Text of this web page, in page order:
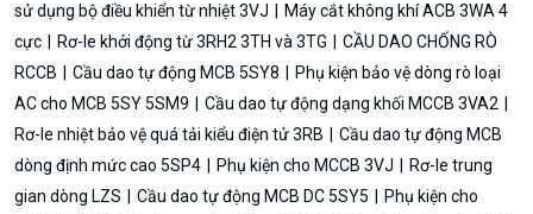
sử dụng bộ điều khiển từ nhiệt 3VJ
Máy cắt không khí ACB 3WA 4
cực
Rơ-le khởi động từ 3RH2 3TH và 3TG
CẦU DAO CHỐNG RÒ
RCCB
Cầu dao tự động MCB 5SY8
Phụ kiện bảo vệ dòng rò loại
AC cho MCB 5SY 5SM9
Cầu dao tự động dạng khối MCCB 3VA2
Rơ-le nhiệt bảo vệ quá tải kiểu điện tử 3RB
Cầu dao tự động MCB
dòng định mức cao 5SP4
Phụ kiện cho MCCB 3VJ
Rơ-le trung
gian dòng LZS
Cầu dao tự động MCB DC 5SY5
Phụ kiện cho